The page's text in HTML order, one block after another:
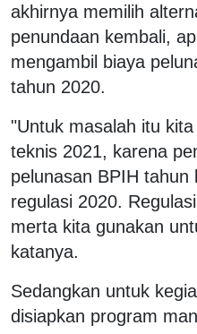
akhirnya memilih
penundaan kembali,
mengambil biaya
tahun 2020.
"Untuk masalah itu
teknis 2021, karena
pelunasan BPIH tahun
regulasi 2020.
merta kita gunakan
katanya.
Sedangkan untuk
disiapkan program